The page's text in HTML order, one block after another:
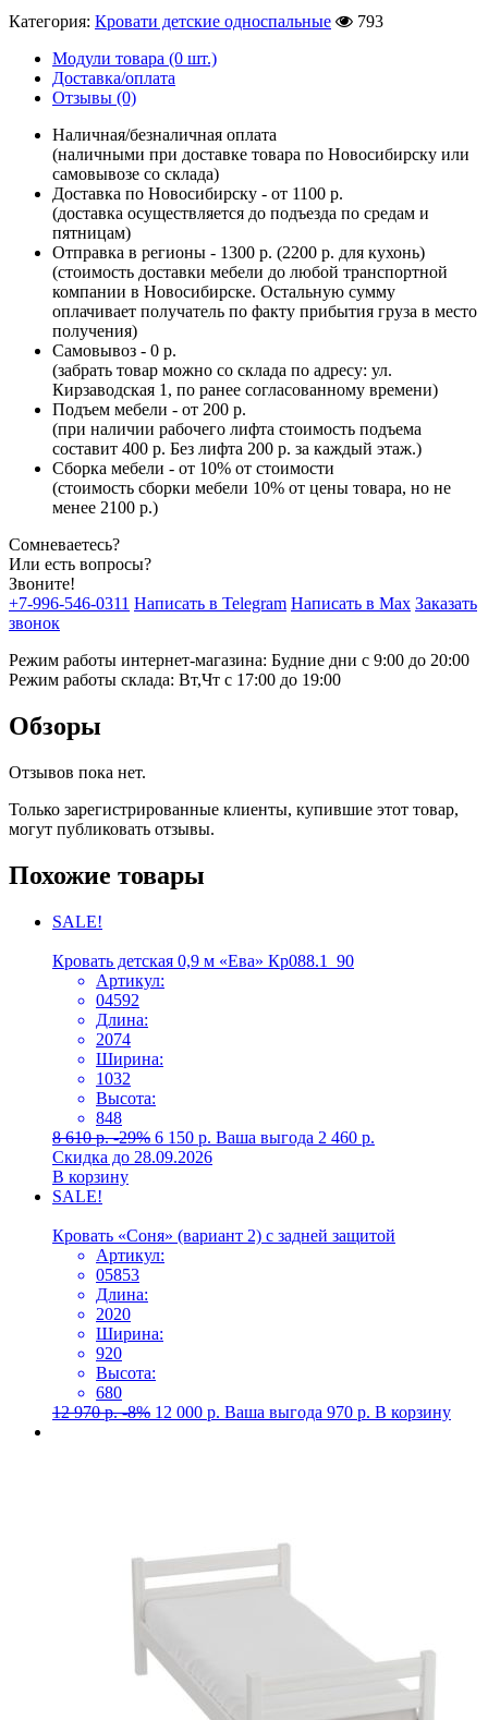
Категория: Кровати детские односпальные
793
Модули товара (0 шт.)
Доставка/оплата
Отзывы (0)
Наличная/безналичная оплата
(наличными при доставке товара по Новосибирску или
самовывозе со склада)
Доставка по Новосибирску - от 1100 р.
(доставка осуществляется до подъезда по средам и
пятницам)
Отправка в регионы - 1300 р. (2200 р. для кухонь)
(стоимость доставки мебели до любой транспортной
компании в Новосибирске. Остальную сумму
оплачивает получатель по факту прибытия груза в место
получения)
Самовывоз - 0 р.
(забрать товар можно со склада по адресу: ул.
Кирзаводская 1, по ранее согласованному времени)
Подъем мебели - от 200 р.
(при наличии рабочего лифта стоимость подъема
составит 400 р. Без лифта 200 р. за каждый этаж.)
Сборка мебели - от 10% от стоимости
(стоимость сборки мебели 10% от цены товара, но не
менее 2100 р.)
Сомневаетесь?
Или есть вопросы?
Звоните!
+7-996-546-0311 Написать в Telegram Написать в Max Заказать
звонок
Режим работы интернет-магазина: Будние дни с 9:00 до 20:00
Режим работы склада: Вт,Чт с 17:00 до 19:00
Обзоры
Отзывов пока нет.
Только зарегистрированные клиенты, купившие этот товар,
могут публиковать отзывы.
Похожие товары
SALE!
Кровать детская 0,9 м «Ева» Кр088.1_90
Артикул:
04592
Длина:
2074
Ширина:
1032
Высота:
848
8 610р. -29% 6 150 р. Ваша выгода 2 460 р.
Скидка до 28.09.2026
В корзину
SALE!
Кровать «Соня» (вариант 2) с задней защитой
Артикул:
05853
Длина:
2020
Ширина:
920
Высота:
680
12 970р. -8% 12 000 р. Ваша выгода 970 р. В корзину